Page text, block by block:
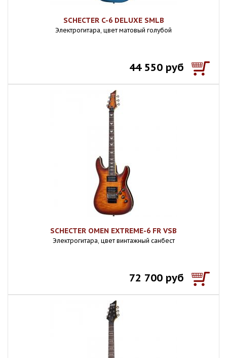
SCHECTER C-6 DELUXE SMLB
Электрогитара, цвет матовый голубой
44 550 руб
SCHECTER OMEN EXTREME-6 FR VSB
Электрогитара, цвет винтажный санбест
72 700 руб